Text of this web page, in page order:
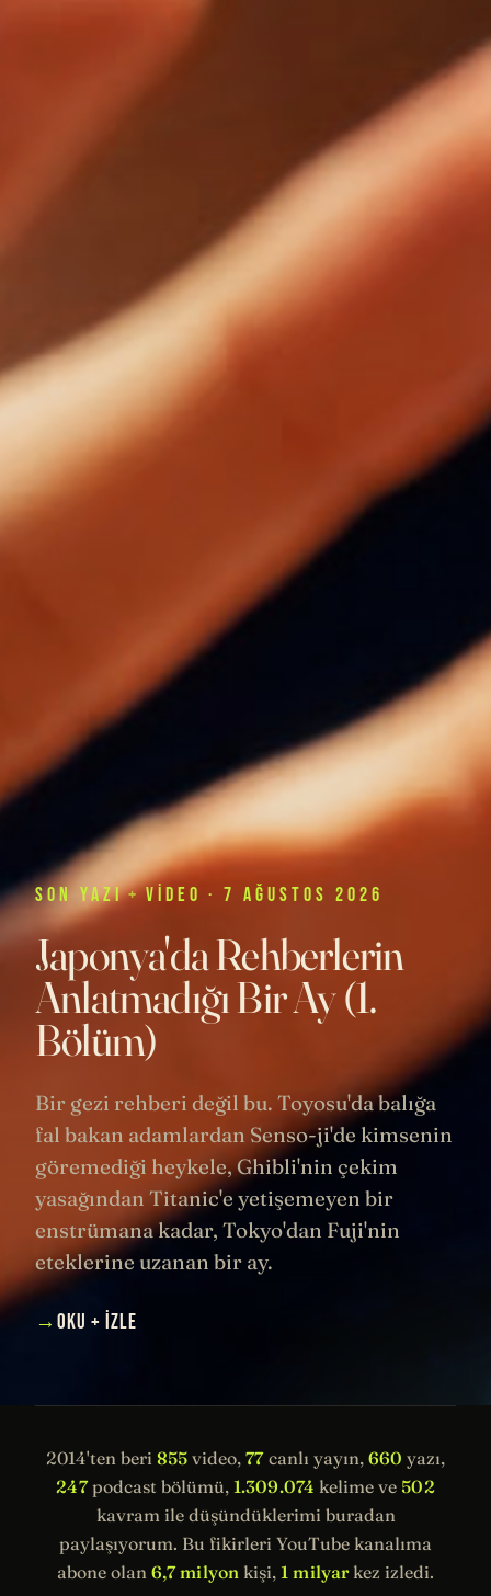
SON YAZI + VIDEO · 7 AĞUSTOS 2026
Japonya'da Rehberlerin
Anlatmadığı Bir Ay (1.
Bölüm)
Bir gezi rehberi değil bu. Toyosu'da balığa
fal bakan adamlardan Senso-ji'de kimsenin
göremediği heykele, Ghibli'nin çekim
yasağından Titanic'e yetişemeyen bir
enstrümana kadar, Tokyo'dan Fuji'nin
eteklerine uzanan bir ay.
→ OKU + İZLE
2014'ten beri 855 video,77canlı yayın, 660 yazı,
247podcast bölümü, 1.309.074 kelime ve 502
kavram ile düşündüklerimi buradan
paylaşıyorum. Bu fikirleri YouTube kanalıma
abone olan 6,7 milyon kişi, 1 milyarkez izledi.